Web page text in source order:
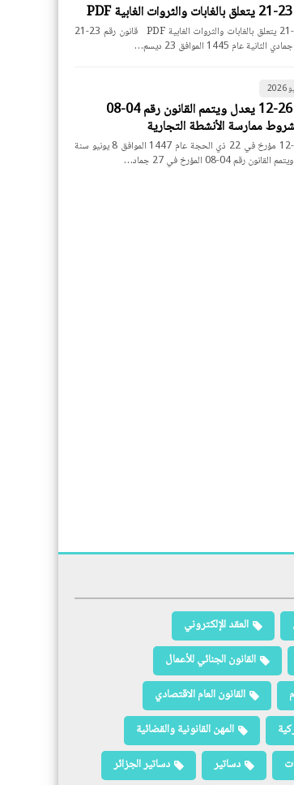
قانون رقم 23-21 يتعلق بالغابات والثروات الغابية PDF قانون رقم 23-21
قانون رقم 26-12 يعدل ويتمم القانون رقم 04-08
ممارسة الأنشطة التجارية
قانون رقم 26-12 مؤرخ في 22 ذي الحجة عام 1447 الموافق 8 يونيو سنة
العقد الإلكتروني
القانون الجنائي للأعمال
القانون العام الاقتصادي
المهن القانونية والقضائية
دساتير
دساتير الجزائر